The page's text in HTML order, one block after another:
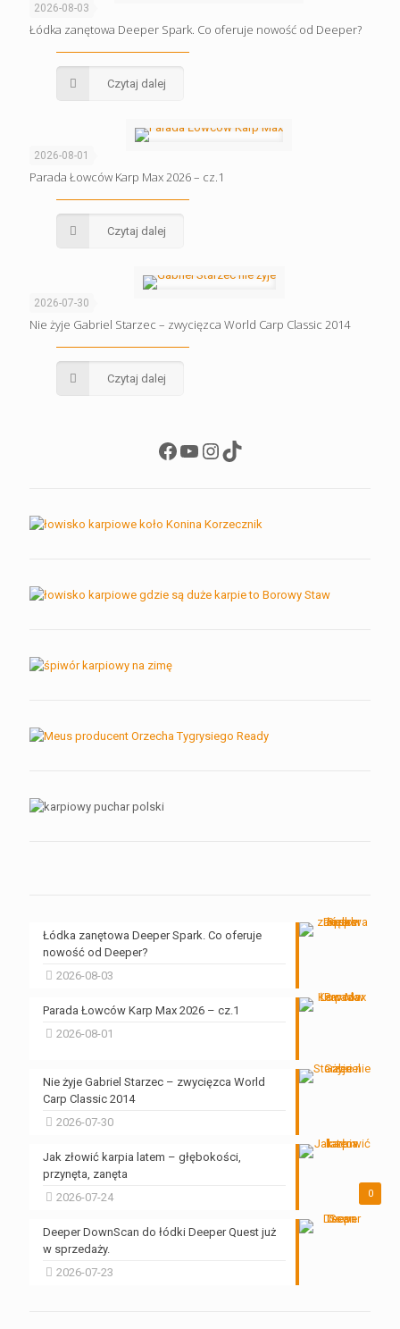
2026-08-03
Łódka zanętowa Deeper Spark. Co oferuje nowość od Deeper?
Czytaj dalej
2026-08-01
Parada Łowców Karp Max 2026 – cz.1
Czytaj dalej
2026-07-30
Nie żyje Gabriel Starzec – zwycięzca World Carp Classic 2014
Czytaj dalej
Facebook
YouTube
Instagram
TikTok
Łódka zanętowa Deeper Spark. Co oferuje
nowość od Deeper?
2026-08-03
Parada Łowców Karp Max 2026 – cz.1
2026-08-01
Nie żyje Gabriel Starzec – zwycięzca World
Carp Classic 2014
2026-07-30
0
Jak złowić karpia latem – głębokości,
przynęta, zanęta
2026-07-24
Deeper DownScan do łódki Deeper Quest już
w sprzedaży.
2026-07-23